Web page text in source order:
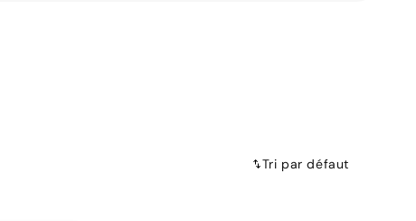
Tri par défaut